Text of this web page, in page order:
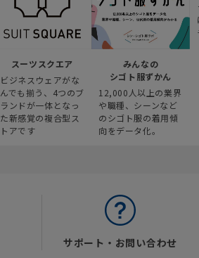
スーツスクエア
ビジネスウェアがな
んでも揃う、4つのブ
ランドが一体となっ
た新感覚の複合型ス
トアです
みんなの
シゴト服ずかん
12,000人以上の業界
や職種、シーンなど
のシゴト服の着用傾
向をデータ化。
サポート・お問い合わせ